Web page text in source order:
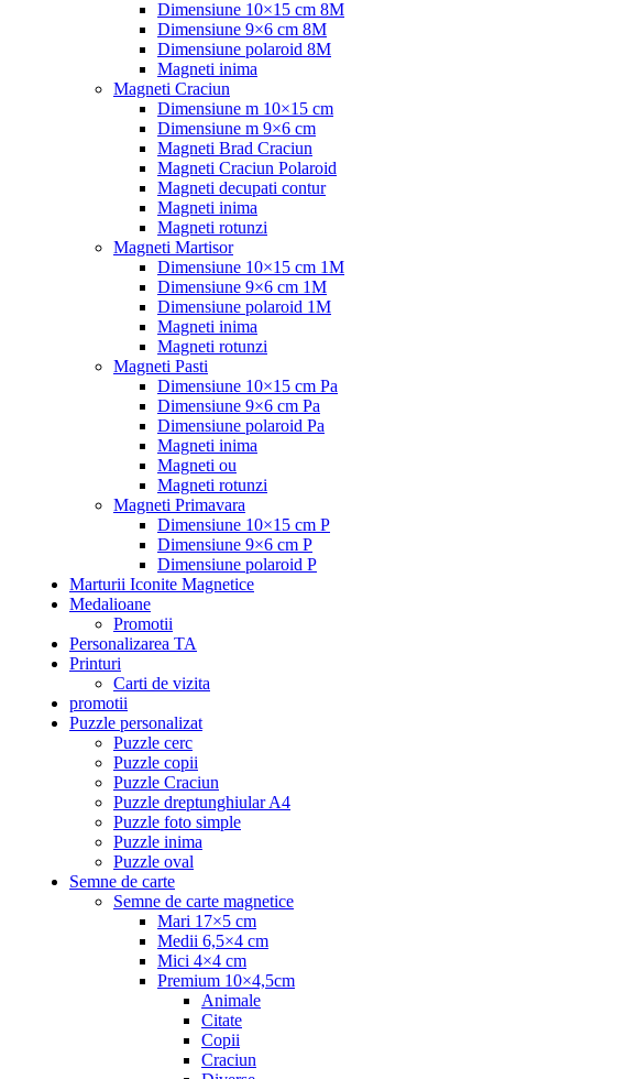
Dimensiune 10×15 cm 8M
Dimensiune 9×6 cm 8M
Dimensiune polaroid 8M
Magneti inima
Magneti Craciun
Dimensiune m 10×15 cm
Dimensiune m 9×6 cm
Magneti Brad Craciun
Magneti Craciun Polaroid
Magneti decupati contur
Magneti inima
Magneti rotunzi
Magneti Martisor
Dimensiune 10×15 cm 1M
Dimensiune 9×6 cm 1M
Dimensiune polaroid 1M
Magneti inima
Magneti rotunzi
Magneti Pasti
Dimensiune 10×15 cm Pa
Dimensiune 9×6 cm Pa
Dimensiune polaroid Pa
Magneti inima
Magneti ou
Magneti rotunzi
Magneti Primavara
Dimensiune 10×15 cm P
Dimensiune 9×6 cm P
Dimensiune polaroid P
Marturii Iconite Magnetice
Medalioane
Promotii
Personalizarea TA
Printuri
Carti de vizita
promotii
Puzzle personalizat
Puzzle cerc
Puzzle copii
Puzzle Craciun
Puzzle dreptunghiular A4
Puzzle foto simple
Puzzle inima
Puzzle oval
Semne de carte
Semne de carte magnetice
Mari 17×5 cm
Medii 6,5×4 cm
Mici 4×4 cm
Premium 10×4,5cm
Animale
Citate
Copii
Craciun